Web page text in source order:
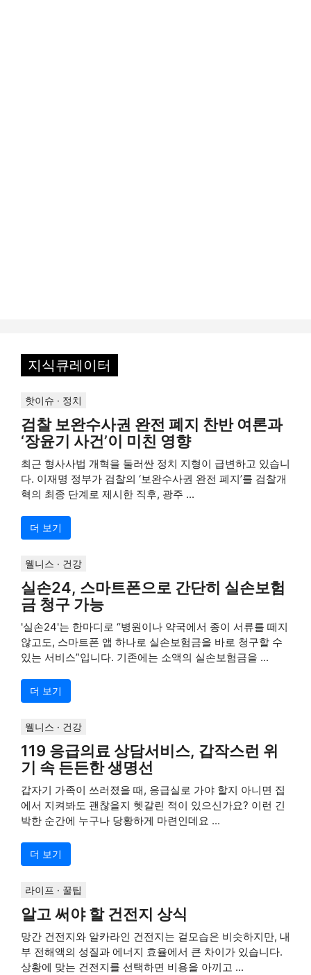
지식큐레이터
핫이슈 · 정치
검찰 보완수사권 완전 폐지 찬반 여론과
‘장윤기 사건’이 미친 영향
최근 형사사법 개혁을 둘러싼 정치 지형이 급변하고 있습니
다. 이재명 정부가 검찰의 ‘보완수사권 완전 폐지’를 검찰개
혁의 최종 단계로 제시한 직후, 광주 ...
더 보기
웰니스 · 건강
실손24, 스마트폰으로 간단히 실손보험
금 청구 가능
'실손24'는 한마디로 “병원이나 약국에서 종이 서류를 떼지
않고도, 스마트폰 앱 하나로 실손보험금을 바로 청구할 수
있는 서비스”입니다. 기존에는 소액의 실손보험금을 ...
더 보기
웰니스 · 건강
119 응급의료 상담서비스, 갑작스런 위
기 속 든든한 생명선
갑자기 가족이 쓰러졌을 때, 응급실로 가야 할지 아니면 집
에서 지켜봐도 괜찮을지 헷갈린 적이 있으신가요? 이런 긴
박한 순간에 누구나 당황하게 마련인데요 ...
더 보기
라이프 · 꿀팁
알고 써야 할 건전지 상식
망간 건전지와 알카라인 건전지는 겉모습은 비슷하지만, 내
부 전해액의 성질과 에너지 효율에서 큰 차이가 있습니다.
상황에 맞는 건전지를 선택하면 비용을 아끼고 ...